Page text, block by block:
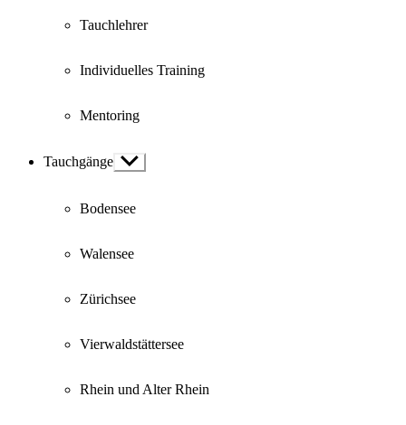
Tauchlehrer
Individuelles Training
Mentoring
Tauchgänge Show
sub
Bodensee
Walensee
Zürichsee
Vierwaldstättersee
Rhein und Alter Rhein